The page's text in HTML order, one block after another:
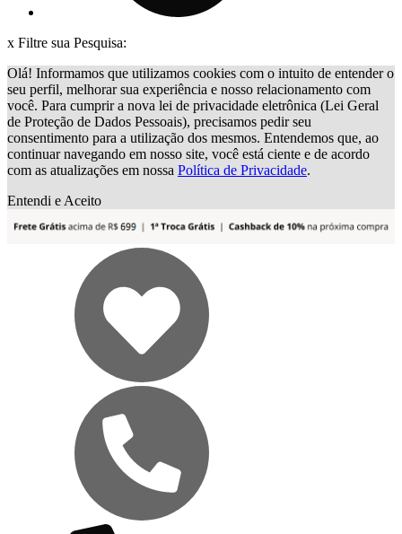
x Filtre sua Pesquisa:
Olá! Informamos que utilizamos cookies com o intuito de entender o
seu perfil, melhorar sua experiência e nosso relacionamento com
você. Para cumprir a nova lei de privacidade eletrônica (Lei Geral
de Proteção de Dados Pessoais), precisamos pedir seu
consentimento para a utilização dos mesmos. Entendemos que, ao
continuar navegando em nosso site, você está ciente e de acordo
com as atualizações em nossa Política de Privacidade.
Entendi e Aceito